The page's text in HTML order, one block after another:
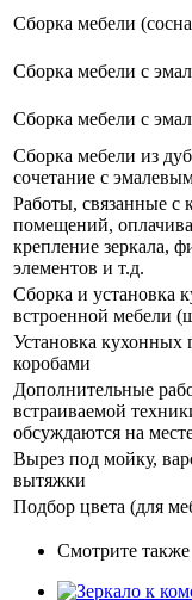
Сборка мебели
Сборка мебели с
Сборка мебели с
Сборка мебели из
сочетание с
Работы, связанные с
помещений,
крепление зеркала,
элементов и т.д.
Сборка и установка
встроенной мебели
Установка кухонных
коробами
Дополнительные
встраиваемой
обсуждаются на
Вырез под мойку,
вытяжки
Подбор цвета (для
Смотрите также